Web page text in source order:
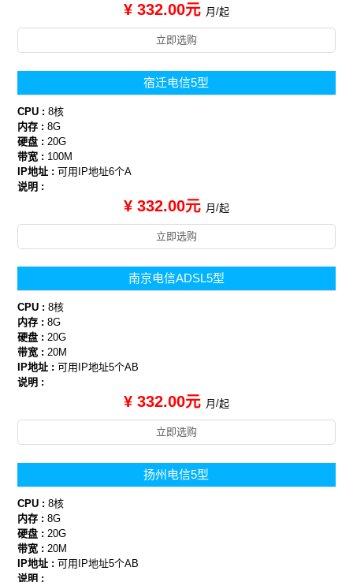
¥ 332.00元 月/起
立即选购
宿迁电信5型
CPU :8核
内存 :8G
硬盘 : 20G
带宽 : 100M
IP地址 :可用IP地址6个A
说明 :
¥ 332.00元 月/起
立即选购
南京电信ADSL5型
CPU :8核
内存 :8G
硬盘 :20G
带宽 :20M
IP地址 :可用IP地址5个AB
说明 :
¥ 332.00元 月/起
立即选购
扬州电信5型
CPU :8核
内存 :8G
硬盘 : 20G
带宽 : 20M
IP地址 :可用IP地址5个AB
说明 :